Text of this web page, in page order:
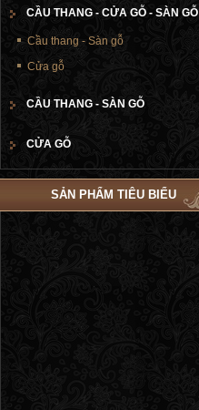
CẦU THANG - CỬA GỖ - SÀN GỖ
Cầu thang - Sàn gỗ
Cửa gỗ
CẦU THANG - SÀN GỖ
CỬA GỖ
SẢN PHẨM TIÊU BIỂU